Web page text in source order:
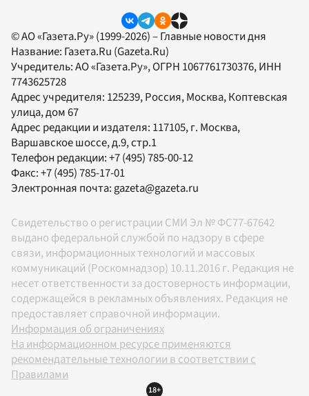
© АО «Газета.Ру» (1999-2026) – Главные новости дня
Название: Газета.Ru (Gazeta.Ru)
Учредитель:АО «Газета.Ру», ОГРН 1067761730376, ИНН
7743625728
Адрес учредителя: 125239, Россия, Москва, Коптевская
улица, дом 67
Адрес редакции и издателя: 117105, г. Москва,
Варшавское шоссе, д.9, стр.1
Телефон редакции:+7 (495) 785-00-12
Факс:+7 (495) 785-17-01
Электронная почта: gazeta@gazeta.ru
Свидетельство о регистрации СМИ Эл № ФС77-67642
выдано федеральной службой по надзору в сфере
связи, информационных технологий и массовых
коммуникаций (Роскомнадзор) 10.11.2016 г. Редакция не
несет ответственности за достоверность информации,
содержащейся в рекламных объявлениях. Редакция не
предоставляет справочной информации.
Информация об ограничениях
На информационном ресурсе применяются
рекомендательные технологии в соответствии с
Правилами
18+